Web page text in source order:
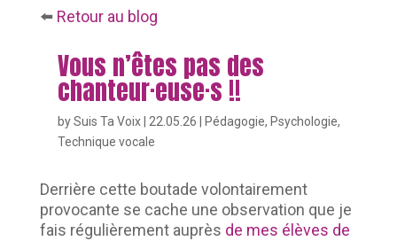
⬅️ Retour au blog
Vous n’êtes pas des
chanteur·euse·s !!
bySuis Ta Voix| 22.05.26 Pédagogie, Psychologie,
Technique vocale
Derrière cette boutade volontairement
provocante se cache une observation que je
fais régulièrement auprès de mes élèves de